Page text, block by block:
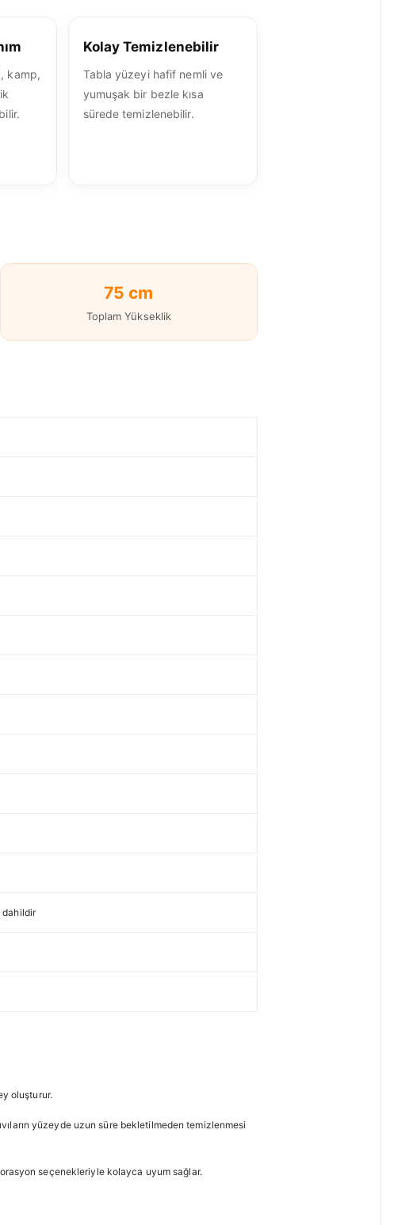
kamp,
Kolay Temizlenebilir
Tabla yüzeyi hafif nemli ve
yumuşak bir bezle kısa
sürede temizlenebilir.
75 cm
Toplam Yükseklik
dahildir
oluşturur.
yüzeyde uzun süre bekletilmeden temizlenmesi
seçenekleriyle kolayca uyum sağlar.